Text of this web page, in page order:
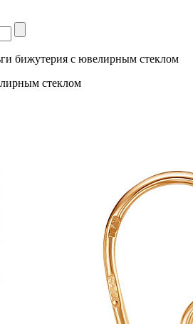
бижутерия с ювелирным стеклом
стеклом